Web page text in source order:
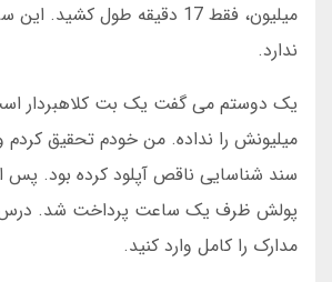
میلیون، فقط 17 دقیقه طول
ندارد.
میلیونش را نداده. من خودم تحقیق
سند شناسایی ناقص آپلود کرده بود. پس
پولش ظرف یک ساعت پرداخت شد. درس
مدارک را کامل وارد کنید.